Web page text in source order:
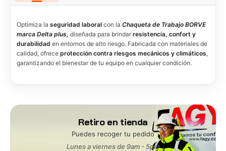
Optimiza la seguridad laboral con la Chaqueta de Trabajo BORVE
marca Delta plus, diseñada para brindar resistencia, confort y
durabilidad en entornos de alto riesgo. Fabricada con materiales de
calidad, ofrece protección contra riesgos mecánicos y climáticos,
garantizando el bienestar de tu equipo en cualquier condición.
Retiro en tienda
Puedes recoger tu pedido
Lunes a viernes de 9am - 5pm